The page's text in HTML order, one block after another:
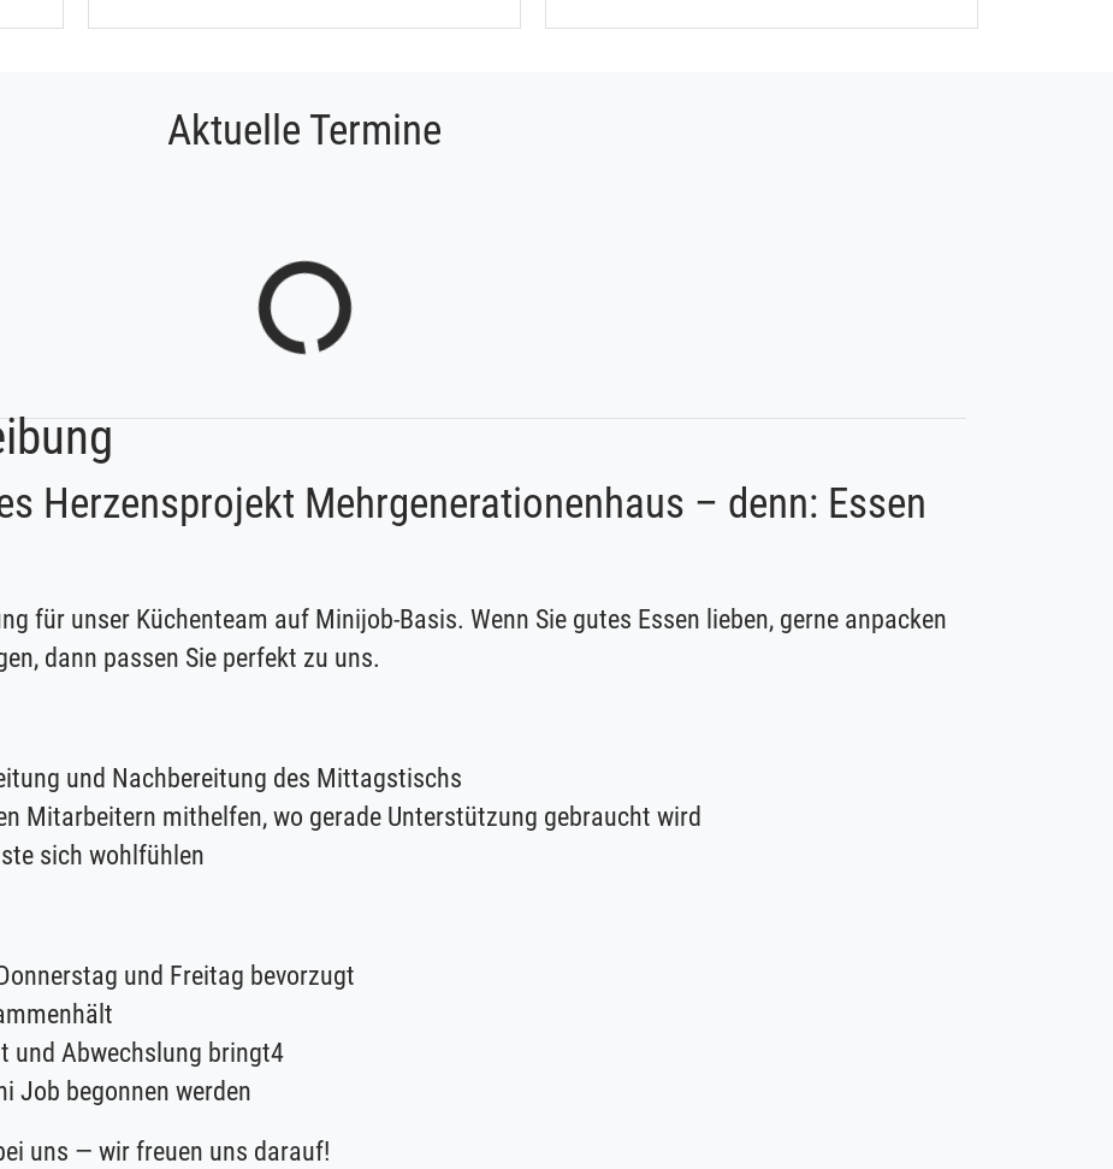
Aktuelle Termine
Herzensprojekt Mehrgenerationenhaus – denn: Essen
für unser Küchenteam auf Minijob-Basis. Wenn Sie gutes Essen lieben, gerne anpacken
dann passen Sie perfekt zu uns.
und Nachbereitung des Mittagstischs
Mitarbeitern mithelfen, wo gerade Unterstützung gebraucht wird
sich wohlfühlen
und Freitag bevorzugt
und Abwechslung bringt4
Job begonnen werden
uns — wir freuen uns darauf!